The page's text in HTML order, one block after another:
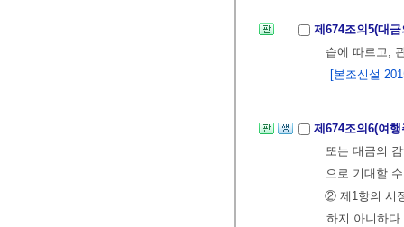
제674조의5(대
습에 따르고,
[본조신설
제674조의6(여
또는 대금의
으로 기대할
② 제1항의 시
하지 아니하다.